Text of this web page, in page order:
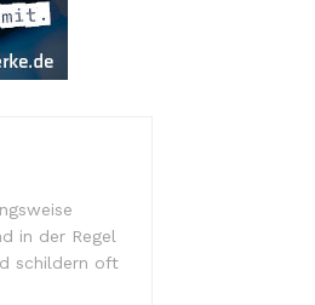
in der Regel
schildern oft